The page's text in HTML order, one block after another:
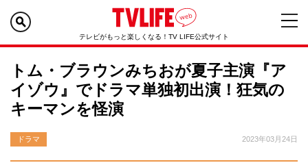
テレビがもっと楽しくなる！TV LIFE公式サイト
トム・ブラウンみちおが夏子主演『ア
イゾウ』でドラマ単独初出演！狂気の
キーマンを怪演
ドラマ 2023年03月24日